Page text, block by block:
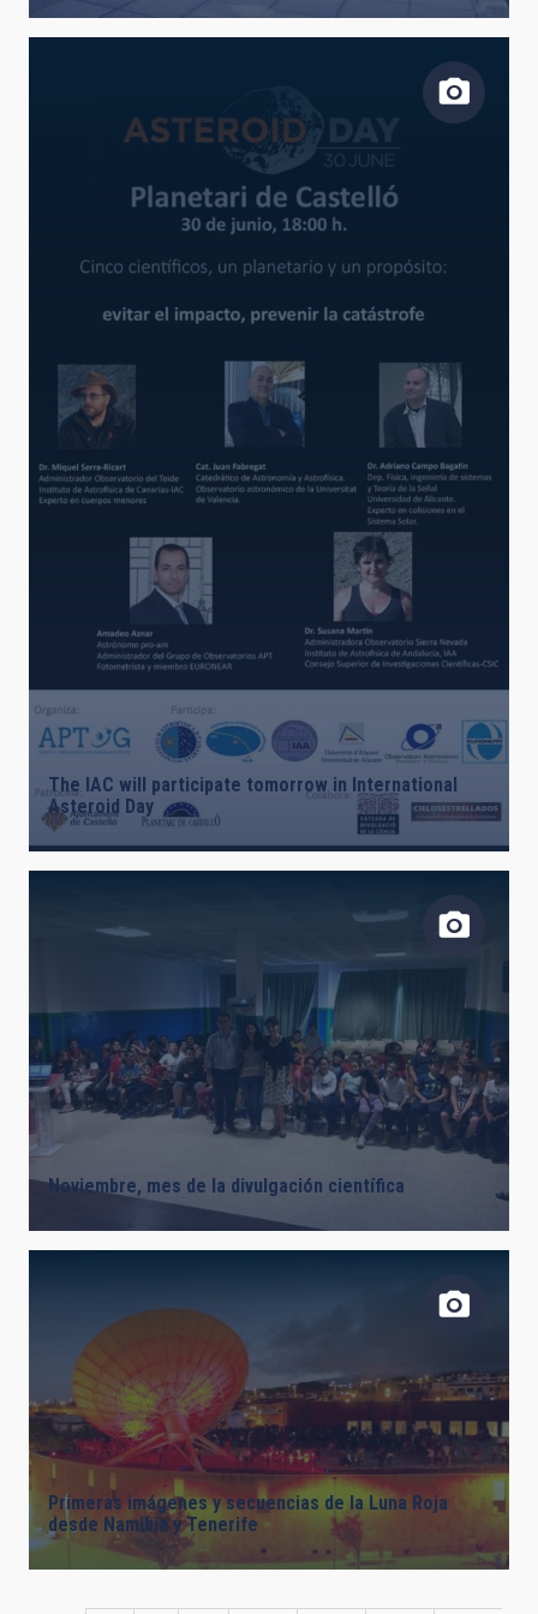
The IAC will participate tomorrow in International
Asteroid Day
Noviembre, mes de la divulgación científica
Primeras imágenes y secuencias de la Luna Roja
desde Namibia y Tenerife